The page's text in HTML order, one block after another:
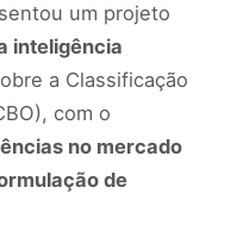
um projeto
inteligência
a Classificação
com o
no mercado
de